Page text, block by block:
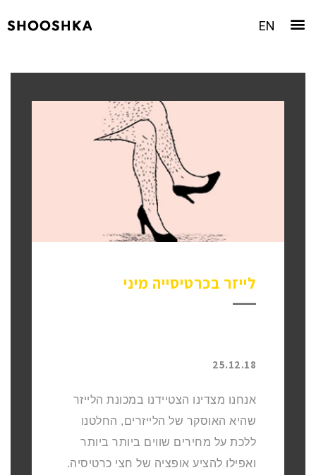
EN
לייזר בכרטיסייה מיני
25.12.18
אנחנו מצדינו הצטיידנו במכונת הלייזר
שהיא האוסקר של הלייזרים, החלטנו
ללכת על מחירים שווים ביותר ביותר
ואפילו להציע אופציה של חצי כרטיסיה.